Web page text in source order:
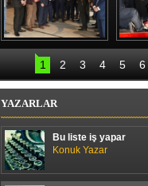
Bilal Erdoğan hedefi
12’den vurdu
1 2 3 4 5 6
YAZARLAR
Bu liste iş yapar
Konuk Yazar